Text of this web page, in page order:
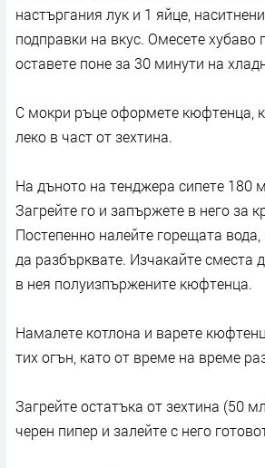
настъргания лук и 1 яйце,
подправки на вкус. Омесете хубаво
оставете поне за 30 минути на
С мокри ръце оформете кюфтенца,
леко в част от зехтина.
На дъното на тенджера сипете 180
Загрейте го и запържете в него за
Постепенно налейте горещата вода,
да разбърквате. Изчакайте сместа
в нея полуизпържените кюфтенца.
Намалете котлона и варете
тих огън, като от време на време
Загрейте остатъка от зехтина (50
черен пипер и залейте с него